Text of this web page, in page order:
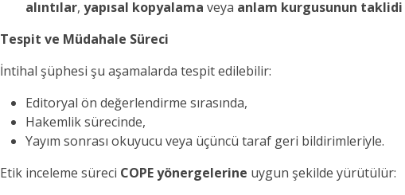
alıntılar,yapısal kopyalama veya anlam kurgusunun taklidi
Tespit ve Müdahale Süreci
İntihal şüphesi şu aşamalarda tespit edilebilir:
Editoryal ön değerlendirme sırasında,
Hakemlik sürecinde,
Yayım sonrası okuyucu veya üçüncü taraf geri bildirimleriyle.
Etik inceleme süreci COPE yönergelerine uygun şekilde yürütülür: